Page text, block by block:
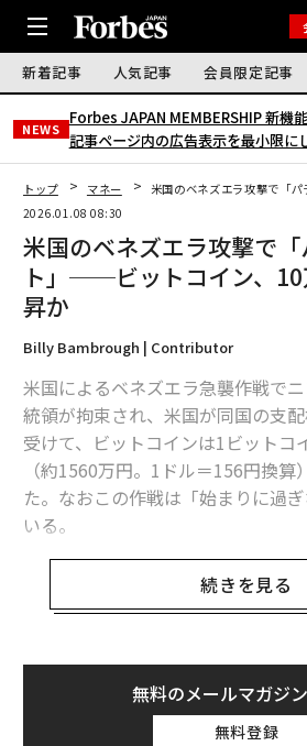
新着記事 人気記事 会員限定記事
NEWS
Forbes JAPAN MEMBERSHIP 新機能
記事ページ内の広告表示を最小限に
トップ マネー
米国のベネズエラ攻撃で「
2026.01.08 08:30
米国のベネズエラ攻撃で
ト」──ビットコイン、
昇か
Billy Bambrough | Contributor
米国によるベネズエラ急襲作戦で
統領が拘束され、米国が同国の支
受けて、ビットコインは1ビットコ
（約1560万円。1ドル＝156円換算
た。なおこの作戦は「始まりに過
いる。
ビットコイン価格、2026年初
ビットコイン価格は9万4000ドル（
8.8兆円）規模の原油価格ショック
ている最中の値動きだ。
続きを見る
無料のメールマガジ
無料登録